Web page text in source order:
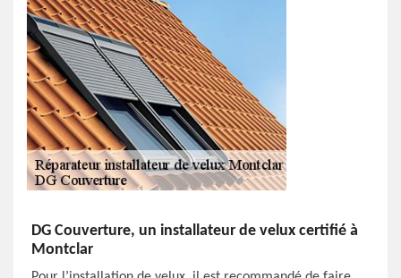
DG Couverture, un installateur de velux certifié à
Montclar